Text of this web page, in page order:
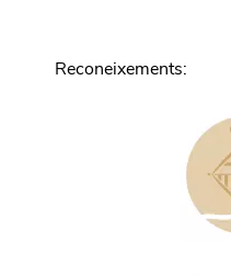
Reconeixements: